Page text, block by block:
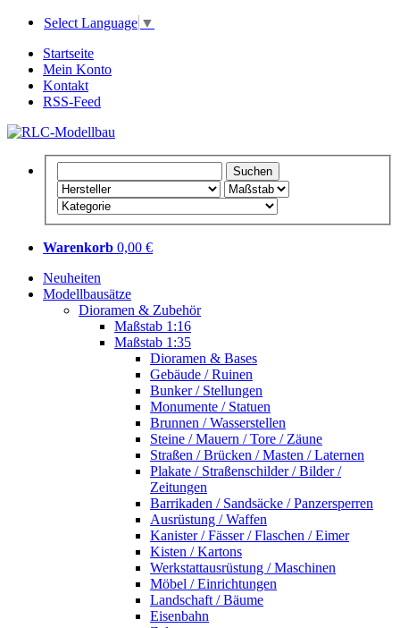
Select Language ▼
Startseite
Mein Konto
Kontakt
RSS-Feed
Warenkorb 0,00 €
Neuheiten
Modellbausätze
Dioramen & Zubehör
Maßstab 1:16
Maßstab 1:35
Dioramen & Bases
Gebäude / Ruinen
Bunker / Stellungen
Monumente / Statuen
Brunnen / Wasserstellen
Steine / Mauern / Tore / Zäune
Straßen / Brücken / Masten / Laternen
Plakate / Straßenschilder / Bilder /
Zeitungen
Barrikaden / Sandsäcke / Panzersperren
Ausrüstung / Waffen
Kanister / Fässer / Flaschen / Eimer
Kisten / Kartons
Werkstattausrüstung / Maschinen
Möbel / Einrichtungen
Landschaft / Bäume
Eisenbahn